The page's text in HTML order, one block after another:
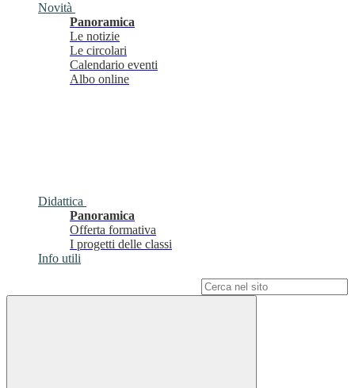
Novità
Panoramica
Le notizie
Le circolari
Calendario eventi
Albo online
Didattica
Panoramica
Offerta formativa
I progetti delle classi
Info utili